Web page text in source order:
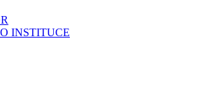
INSTITUCE